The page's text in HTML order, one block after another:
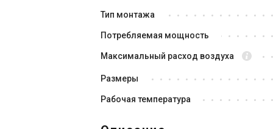
Soler&Palau SILENT-200 CZ SILVER
6 345 грн 5
В наличии
Тип монтажа
Потребляемая мощность
Максимальный расход воздуха
Размеры
Рабочая температура